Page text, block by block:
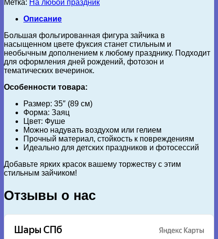
Метка: На любой праздник
Описание
Большая фольгированная фигура зайчика в
насыщенном цвете фуксия станет стильным и
необычным дополнением к любому празднику. Подходит
для оформления дней рождений, фотозон и
тематических вечеринок.
Особенности товара:
Размер: 35″ (89 см)
Форма: Заяц
Цвет: Фуше
Можно надувать воздухом или гелием
Прочный материал, стойкость к повреждениям
Идеально для детских праздников и фотосессий
Добавьте ярких красок вашему торжеству с этим
стильным зайчиком!
Отзывы о нас